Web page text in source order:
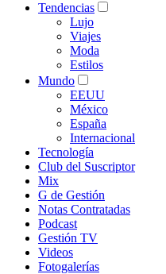
Tendencias
Lujo
Viajes
Moda
Estilos
Mundo
EEUU
México
España
Internacional
Tecnología
Club del Suscriptor
Mix
G de Gestión
Notas Contratadas
Podcast
Gestión TV
Videos
Fotogalerías